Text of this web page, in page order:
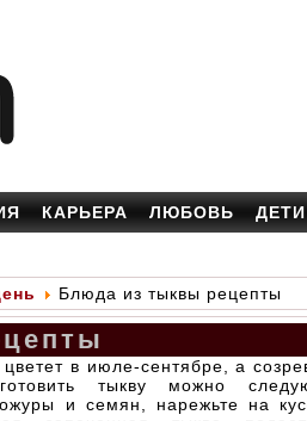
КАРЬЕРА ЛЮБОВЬ ДЕТИ
Блюда из тыквы рецепты
в июле-сентябре, а
тыкву можно
и семян, нарежьте на